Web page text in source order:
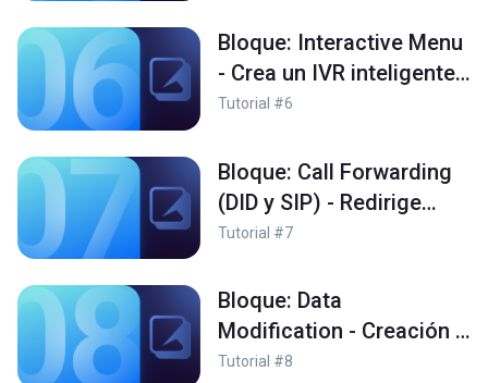
Bloque: Interactive Menu
- Crea un IVR inteligente
con un solo bloque
Tutorial #6
Bloque: Call Forwarding
(DID y SIP) - Redirige
llamadas a tu PBX o a un
Tutorial #7
Bloque: Data
Modification - Creación y
modificación del valor de
Tutorial #8